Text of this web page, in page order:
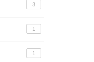
3
1
1